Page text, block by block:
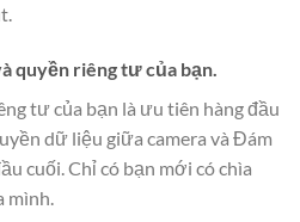
quyền riêng tư của bạn.
tư của bạn là ưu tiên hàng đầu
dữ liệu giữa camera và Đám
cuối. Chỉ có bạn mới có chìa
mình.